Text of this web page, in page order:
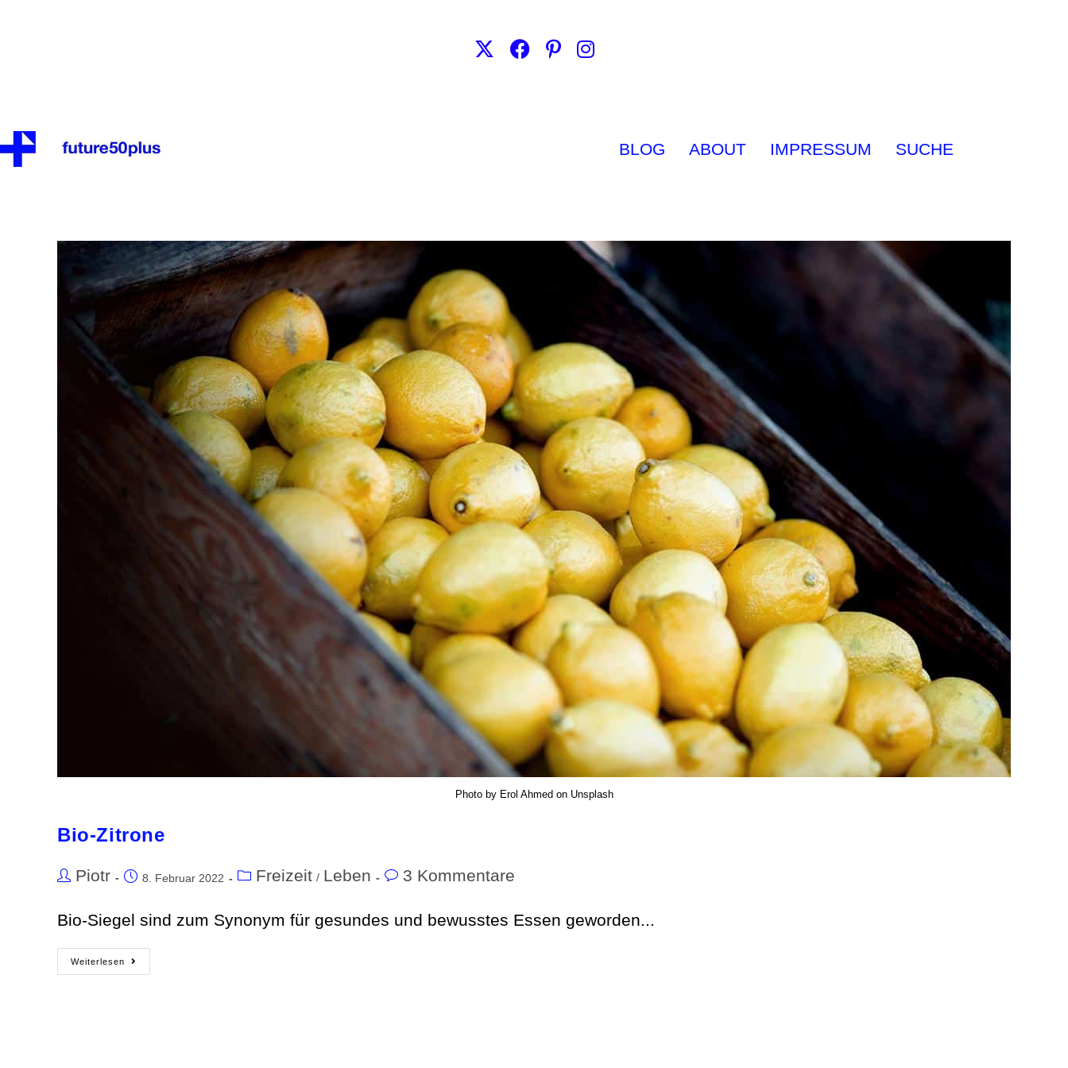
BLOG ABOUT IMPRESSUM SUCHE
Photo by Erol Ahmed on Unsplash
Bio-Zitrone
Piotr 8. Februar 2022 Freizeit / Leben 3 Kommentare
Bio-Siegel sind zum Synonym für gesundes und bewusstes Essen geworden...
Weiterlesen